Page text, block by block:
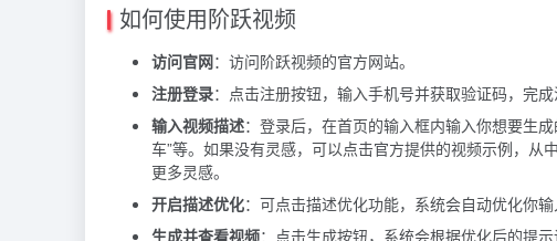
如何使用阶跃视频
访问官网：访问阶跃视频的官方网站。
注册登录：点击注册按钮，输入手机号并获取验证码，完成
输入视频描述：登录后，在首页的输入框内输入你想要生
车”等。如果没有灵感，可以点击官方提供的视频示例，从
更多灵感。
开启描述优化：可点击描述优化功能，系统会自动优化你
生成并查看视频：点击生成按钮，系统会根据优化后的提